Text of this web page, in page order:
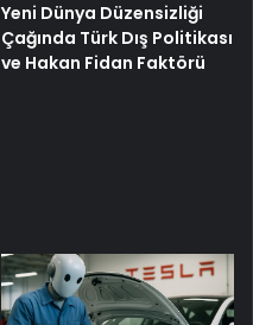
Yeni Dünya Düzensizliği
Çağında Türk Dış Politikası
ve Hakan Fidan Faktörü